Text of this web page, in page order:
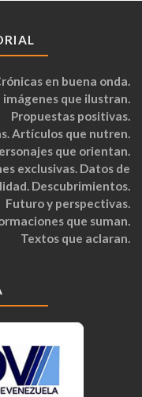
en buena onda.
imágenes que ilustran.
Propuestas positivas.
Artículos que nutren.
que orientan.
exclusivas. Datos de
Descubrimientos.
Futuro y perspectivas.
que suman.
Textos que aclaran.